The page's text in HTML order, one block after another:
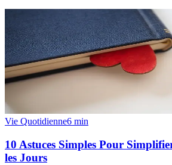
Vie Quotidienne6 min
10 Astuces Simples Pour
les Jours